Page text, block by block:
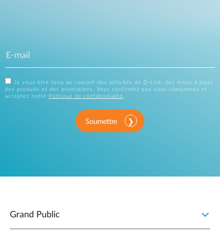
Je veux être tenu au courant des activités de D-Link, des mises à jours
des produits et des promotions. Vous confirmez que vous comprenez et
acceptez notre
Politique de confidentialité.
Soumettre
Grand Public